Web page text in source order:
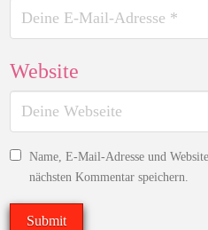
Website
Name, E-Mail-Adresse und
nächsten Kommentar speichern.